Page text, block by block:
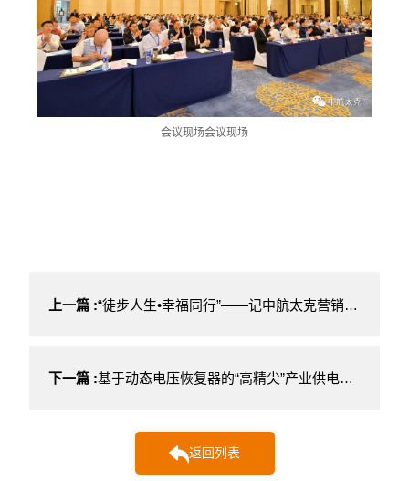
会议现场会议现场
上一篇 :“徒步人生•幸福同行”——记中航太克营销中心天竺山“绿氧行”徒步挑战赛
下一篇 :基于动态电压恢复器的“高精尖”产业供电分级治理方案
返回列表